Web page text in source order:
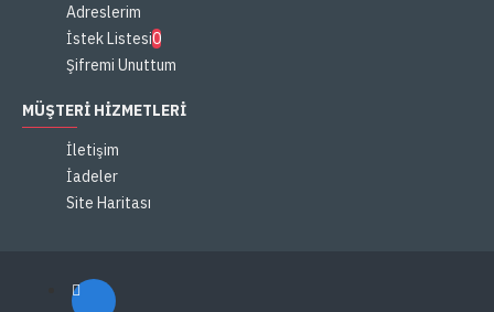
Adreslerim
İstek Listesi0
Şifremi Unuttum
MÜŞTERI HIZMETLERI
İletişim
İadeler
Site Haritası